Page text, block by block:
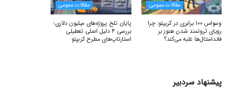
مقالات عمومی
وسواس ۱۰۰ برابری در کریپتو: چرا
رویای ثروتمند شدن هنوز بر
فاندامنتال‌ها غلبه می‌کند؟
مقالات عمومی
پایان تلخ پروژه‌های میلیون دلاری؛
بررسی ۴ دلیل اصلی تعطیلی
استارتاپ‌های مطرح کریپتو
پیشنهاد سردبیر